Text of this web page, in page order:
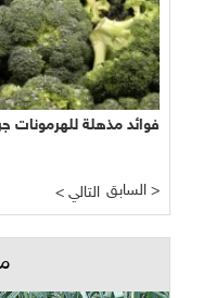
فوائد مذهلة للهرمونات
نجاح مبشر وواعد لتجربة
< التالي السابق >